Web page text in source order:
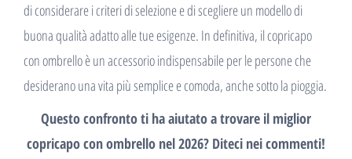
di considerare i criteri di selezione e di scegliere un modello di
buona qualità adatto alle tue esigenze. In definitiva, il copricapo
con ombrello è un accessorio indispensabile per le persone che
desiderano una vita più semplice e comoda, anche sotto la pioggia.
Questo confronto ti ha aiutato a trovare il miglior
copricapo con ombrello nel 2026? Diteci nei commenti!